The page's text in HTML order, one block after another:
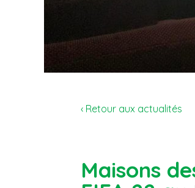
‹ Retour aux actualités
Maisons